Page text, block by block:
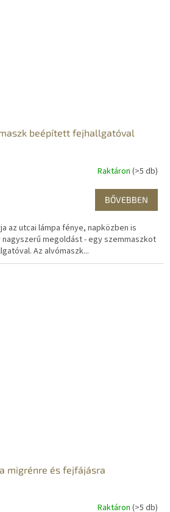
beépített fejhallgatóval
Raktáron (>5 db)
BŐVEBBEN
az utcai lámpa fénye, napközben is
nagyszerű megoldást - egy szemmaszkot
Az alvómaszk...
migrénre és fejfájásra
Raktáron (>5 db)